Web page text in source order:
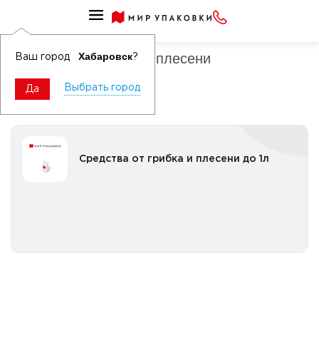
Ваш город Хабаровск?
Да Выбрать город
Средства от грибка и плесени
Средства от грибка и плесени до 1л